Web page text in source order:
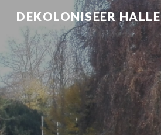
DEKOLONISEER HALLE